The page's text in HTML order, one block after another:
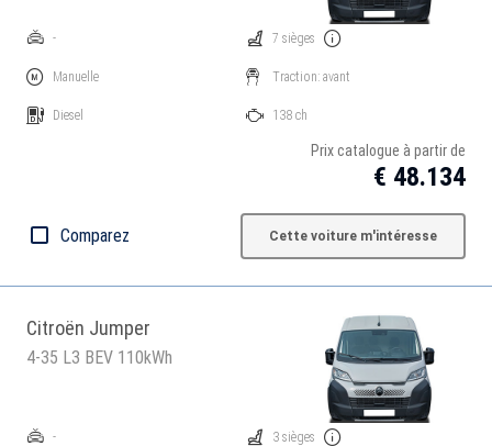
-
Manuelle
Diesel
7 sièges
Traction: avant
138 ch
Prix catalogue à partir de
€ 48.134
Comparez Cette voiture m'intéresse
Citroën Jumper
4-35 L3 BEV 110kWh
- 3 sièges